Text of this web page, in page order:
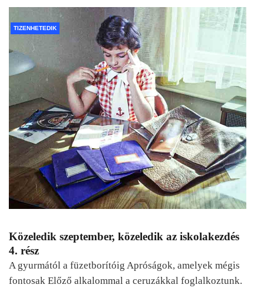
TIZENHETEDIK
Közeledik szeptember, közeledik az iskolakezdés
4. rész
A gyurmától a füzetborítóig Apróságok, amelyek mégis
fontosak Előző alkalommal a ceruzákkal foglalkoztunk.